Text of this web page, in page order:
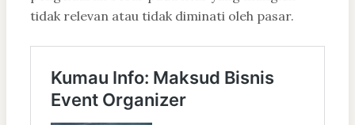
tidak relevan atau tidak diminati oleh pasar.